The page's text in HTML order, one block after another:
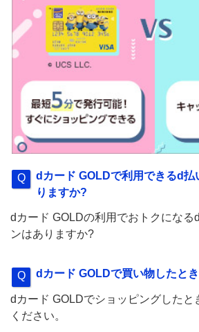
dカード GOLDで利用できるd払
りますか?
dカード GOLDの利用でおトクになる
ンはありますか?
dカード GOLDで買い物したと
dカード GOLDでショッピングしたと
ください。